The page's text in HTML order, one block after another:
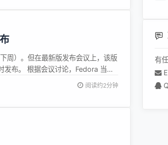
周）。但在最新版发布会议上，该版
布。 根据会议讨论，Fedora 当前
问题涵盖多个关键组件或领域： 安装
阅读约2分钟
有